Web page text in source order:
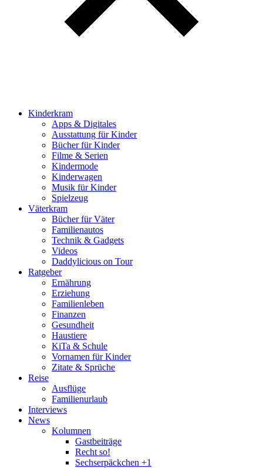
Kinderkram
Apps & Digitales
Ausstattung für Kinder
Bücher für Kinder
Filme & Serien
Kindermode
Kinderwagen
Musik für Kinder
Spielzeug
Väterkram
Bücher für Väter
Familienautos
Technik & Gadgets
Videos
Daddylicious on Tour
Ratgeber
Ernährung
Erziehung
Familienleben
Finanzen
Gesundheit
Haustiere
KiTa & Schule
Vornamen für Kinder
Zitate & Sprüche
Reise
Ausflüge
Familienurlaub
Interviews
News
Kolumnen
Gastbeiträge
Recht so!
Sechserpäckchen +1